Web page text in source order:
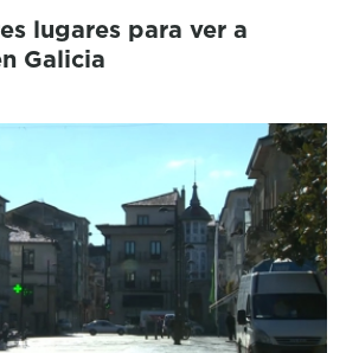
lugares para ver a
Galicia